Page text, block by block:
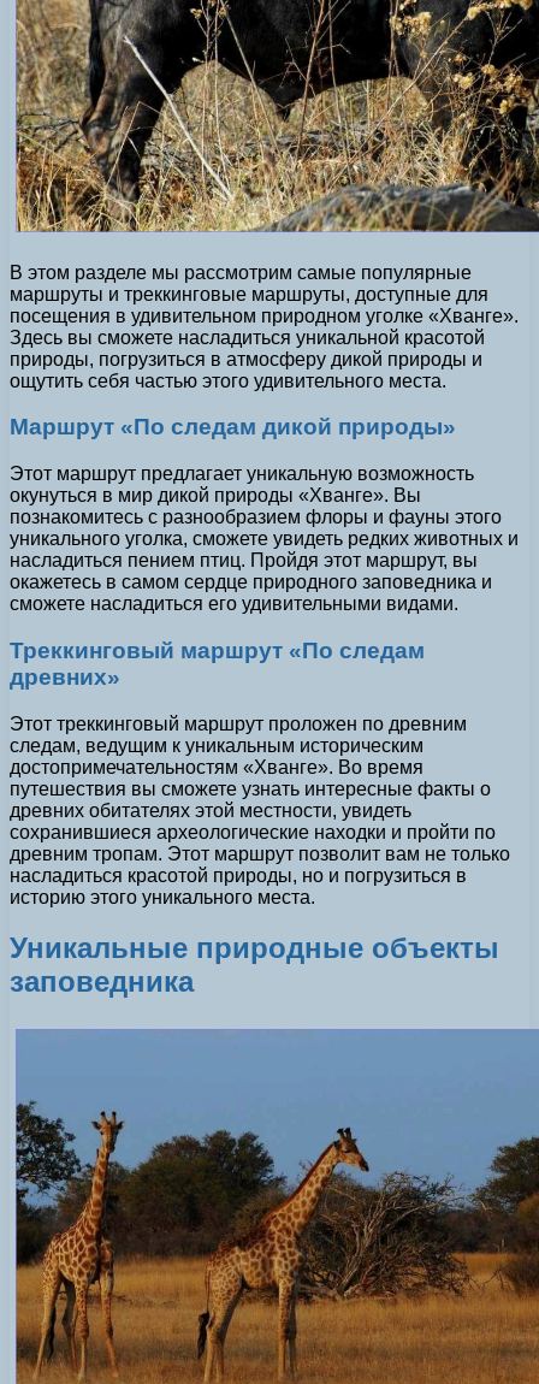
В этом разделе мы рассмотрим самые популярные
маршруты и треккинговые маршруты, доступные для
посещения в удивительном природном уголке «Хванге».
Здесь вы сможете насладиться уникальной красотой
природы, погрузиться в атмосферу дикой природы и
ощутить себя частью этого удивительного места.
Маршрут «По следам дикой природы»
Этот маршрут предлагает уникальную возможность
окунуться в мир дикой природы «Хванге». Вы
познакомитесь с разнообразием флоры и фауны этого
уникального уголка, сможете увидеть редких животных и
насладиться пением птиц. Пройдя этот маршрут, вы
окажетесь в самом сердце природного заповедника и
сможете насладиться его удивительными видами.
Треккинговый маршрут «По следам
древних»
Этот треккинговый маршрут проложен по древним
следам, ведущим к уникальным историческим
достопримечательностям «Хванге». Во время
путешествия вы сможете узнать интересные факты о
древних обитателях этой местности, увидеть
сохранившиеся археологические находки и пройти по
древним тропам. Этот маршрут позволит вам не только
насладиться красотой природы, но и погрузиться в
историю этого уникального места.
Уникальные природные объекты
заповедника